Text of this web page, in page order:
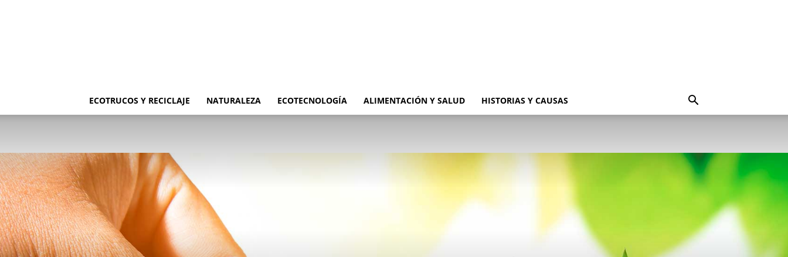
ECOTRUCOS Y RECICLAJE NATURALEZA ECOTECNOLOGÍA ALIMENTACIÓN Y SALUD HISTORIAS Y CAUSAS